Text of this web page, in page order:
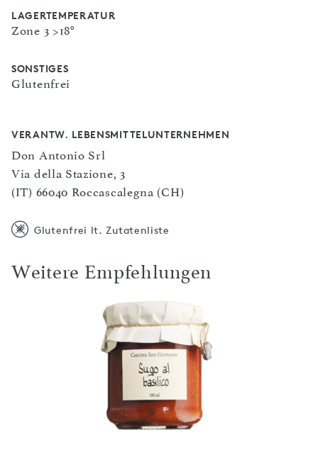
LAGERTEMPERATUR
Zone 3 >18°
SONSTIGES
Glutenfrei
VERANTW. LEBENSMITTELUNTERNEHMEN
Don Antonio Srl
Via della Stazione, 3
(IT) 66040 Roccascalegna (CH)
Glutenfrei lt. Zutatenliste
Weitere Empfehlungen